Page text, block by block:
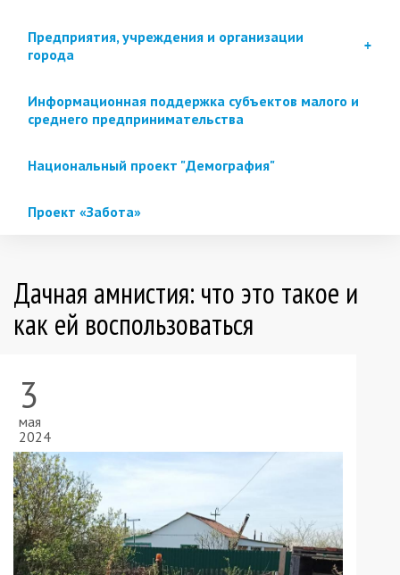
Предприятия, учреждения и организации
города
Информационная поддержка субъектов малого и
среднего предпринимательства
Национальный проект "Демография"
Проект «Забота»
Дачная амнистия: что это такое и
как ей воспользоваться
3
мая
2024